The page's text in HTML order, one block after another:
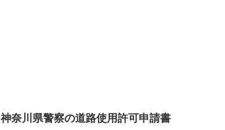
神奈川県警察の道路使用許可申請書